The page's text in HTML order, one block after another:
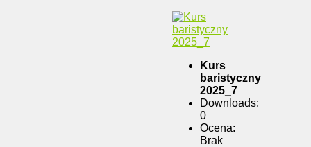
Kurs
baristyczny
2025_7
Downloads:
0
Ocena:
Brak